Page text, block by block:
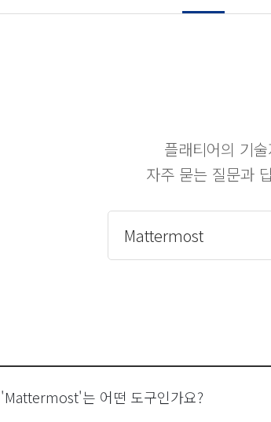
플래티어의 기
자주 묻는 질문과
'Mattermost'는 어떤 도구인가요?